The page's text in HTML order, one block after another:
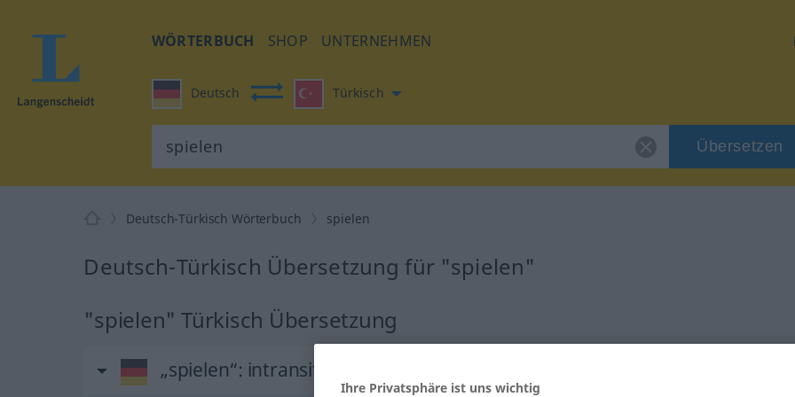
WÖRTERBUCH SHOP UNTERNEHMEN
Deutsch Türkisch
Übersetzen
Deutsch-Türkisch Wörterbuch spielen
Deutsch-Türkisch Übersetzung für "spielen"
"spielen" Türkisch Übersetzung
„spielen“: intransitives Verb | transitives Verb
Ihre Privatsphäre ist uns wichtig